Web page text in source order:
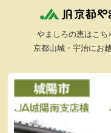
やましろの恵はこち
京都山城・宇治にお